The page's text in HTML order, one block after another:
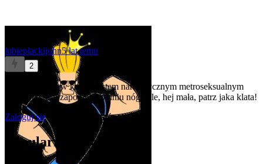
lubieplackijohn5 lat temu
2
To ja też chcę, w końcu jestem narcystycznym metroseksualnym
chadem, który zapomniał o dniu nóg. Ale, hej mała, patrz jaka klata!
Zaloguj sięaby komentować
Popularne artykuły